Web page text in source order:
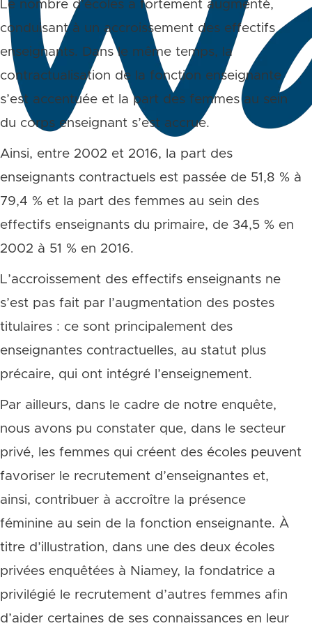
Le nombre d’écoles a fortement augmenté,
conduisant à un accroissement des effectifs
enseignants. Dans le même temps, la
contractualisation de la fonction enseignante
s’est accentuée et la part des femmes au sein
du corps enseignant s’est accrue.
Ainsi, entre 2002 et 2016, la part des
enseignants contractuels est passée de 51,8 % à
79,4 % et la part des femmes au sein des
effectifs enseignants du primaire, de 34,5 % en
2002 à 51 % en 2016.
L’accroissement des effectifs enseignants ne
s’est pas fait par l’augmentation des postes
titulaires : ce sont principalement des
enseignantes contractuelles, au statut plus
précaire, qui ont intégré l’enseignement.
Par ailleurs, dans le cadre de notre enquête,
nous avons pu constater que, dans le secteur
privé, les femmes qui créent des écoles peuvent
favoriser le recrutement d’enseignantes et,
ainsi, contribuer à accroître la présence
féminine au sein de la fonction enseignante. À
titre d’illustration, dans une des deux écoles
privées enquêtées à Niamey, la fondatrice a
privilégié le recrutement d’autres femmes afin
d’aider certaines de ses connaissances en leur